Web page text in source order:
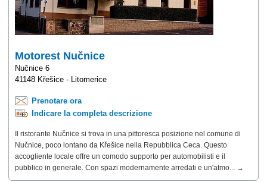
Motorest Nučnice
Nučnice 6
41148 Křešice - Litomerice
Prenotare ora
Indicare la completa descrizione
Il ristorante Nučnice si trova in una pittoresca posizione nel comune di
Nučnice, poco lontano da Křešice nella Repubblica Ceca. Questo
accogliente locale offre un comodo supporto per automobilisti e il
pubblico in generale. Con spazi modernamente arredati e un'atmo... →